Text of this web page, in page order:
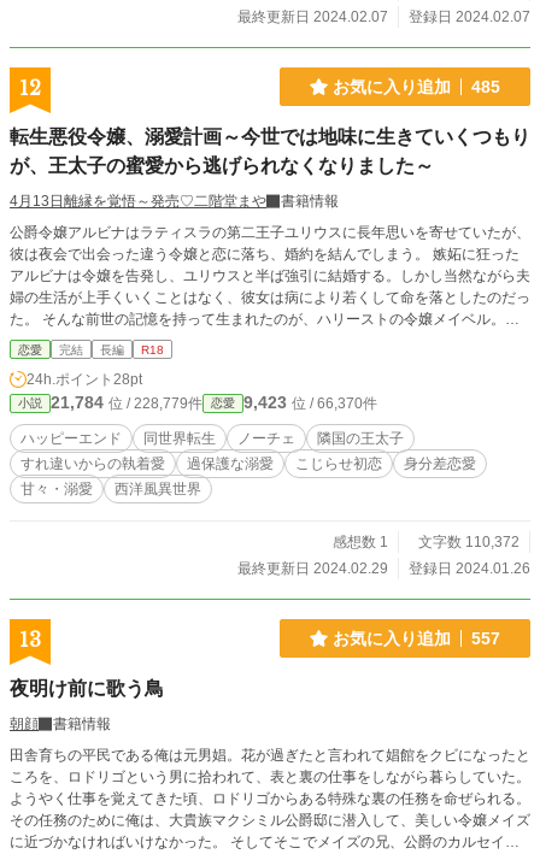
最終更新日 2024.02.07
登録日 2024.02.07
12 お気に入り追加 485
転生悪役令嬢、溺愛計画～今世では地味に生きていくつもり
が、王太子の蜜愛から逃げられなくなりました～
4月13日離縁を覚悟～発売♡二階堂まや
書籍情報
公爵令嬢アルビナはラティスラの第二王子ユリウスに長年思いを寄せていたが、
彼は夜会で出会った違う令嬢と恋に落ち、婚約を結んでしまう。 嫉妬に狂った
アルビナは令嬢を告発し、ユリウスと半ば強引に結婚する。しかし当然ながら夫
婦の生活が上手くいくことはなく、彼女は病により若くして命を落としたのだっ
た。 そんな前世の記憶を持って生まれたのが、ハリーストの令嬢メイベル。彼
女は前世での過ちを認め、奉仕活動に励む平穏な日々を送っていた。 ある日、
メイベルは初めて参加した夜会で、隣国カルダニアの王太子エドヴァルドと出会
う。しかし彼は、彼女が前世で最大の裏切りを犯した相手、ユリウスの異母兄弟
であるイヴァンの生まれ変わりだったのである。 最初は仕返しを恐れていたも
のの、やがてメイベルは彼が今世で幸せになれるよう‘‘友人’’として動く決意をす
る。しかしエドヴァルドは、彼女を恋人のように甘やかしてきて……？ R-18シ
ーン→♡
恋愛 完結 長編 R18
24h.ポイント 28pt
小説 21,784 位 / 228,779件 恋愛 9,423 位 / 66,370件
ハッピーエンド 同世界転生 ノーチェ
隣国の王太子
すれ違いからの執着愛
過保護な溺愛 こじらせ初恋
身分差恋愛
甘々・溺愛
西洋風異世界
感想数 1
文字数 110,372
最終更新日 2024.02.29
登録日 2024.01.26
13 お気に入り追加 557
夜明け前に歌う鳥
朝顔
書籍情報
田舎育ちの平民である俺は元男娼。花が過ぎたと言われて娼館をクビになったと
ころを、ロドリゴという男に拾われて、表と裏の仕事をしながら暮らしていた。
ようやく仕事を覚えてきた頃、ロドリゴからある特殊な裏の任務を命ぜられる。
その任務のために俺は、大貴族マクシミル公爵邸に潜入して、美しい令嬢メイズ
に近づかなければいけなかった。 そしてそこでメイズの兄、公爵のカルセイン